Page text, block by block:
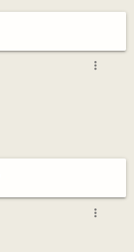
more_vert
more_vert